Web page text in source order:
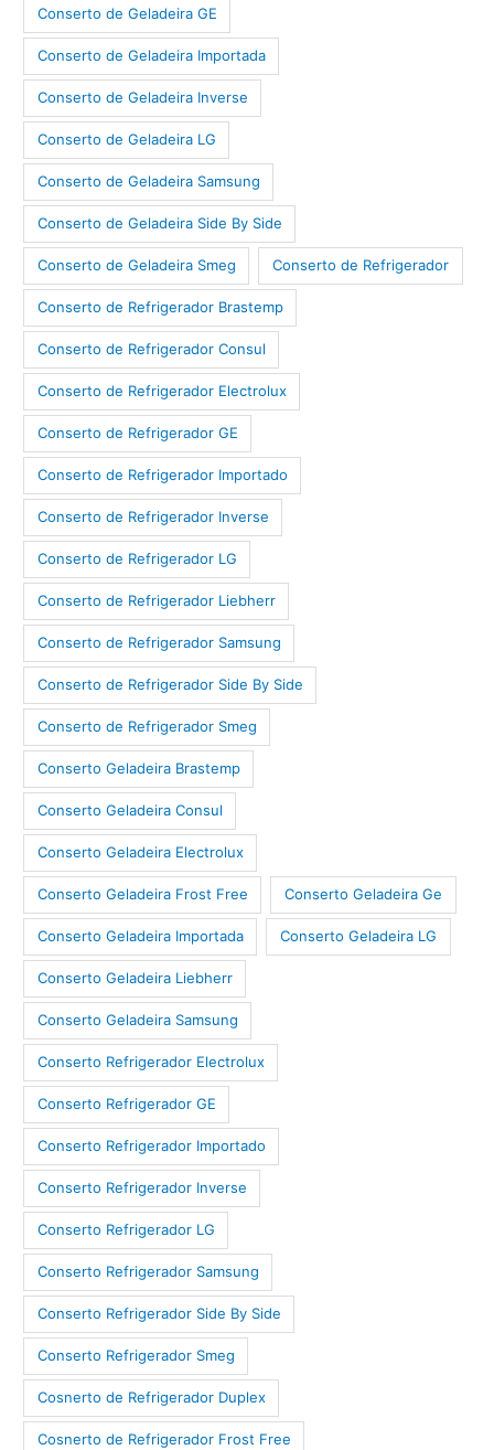
Conserto de Geladeira GE
Conserto de Geladeira Importada
Conserto de Geladeira Inverse
Conserto de Geladeira LG
Conserto de Geladeira Samsung
Conserto de Geladeira Side By Side
Conserto de Geladeira Smeg Conserto de Refrigerador
Conserto de Refrigerador Brastemp
Conserto de Refrigerador Consul
Conserto de Refrigerador Electrolux
Conserto de Refrigerador GE
Conserto de Refrigerador Importado
Conserto de Refrigerador Inverse
Conserto de Refrigerador LG
Conserto de Refrigerador Liebherr
Conserto de Refrigerador Samsung
Conserto de Refrigerador Side By Side
Conserto de Refrigerador Smeg
Conserto Geladeira Brastemp
Conserto Geladeira Consul
Conserto Geladeira Electrolux
Conserto Geladeira Frost Free Conserto Geladeira Ge
Conserto Geladeira Importada Conserto Geladeira LG
Conserto Geladeira Liebherr
Conserto Geladeira Samsung
Conserto Refrigerador Electrolux
Conserto Refrigerador GE
Conserto Refrigerador Importado
Conserto Refrigerador Inverse
Conserto Refrigerador LG
Conserto Refrigerador Samsung
Conserto Refrigerador Side By Side
Conserto Refrigerador Smeg
Cosnerto de Refrigerador Duplex
Cosnerto de Refrigerador Frost Free